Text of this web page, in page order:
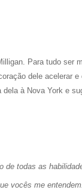
Para tudo ser
dele acelerar
à Nova York e
todas as
vocês me